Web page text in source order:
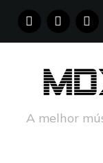
FACEBOOKINSTAGRAM
A melhor